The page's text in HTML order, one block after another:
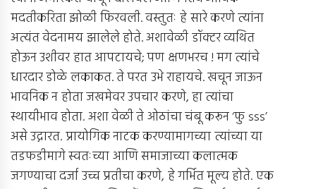
मदतीकरिता झोळी फिरवली. वस्तुतः हे सारे करणे त्यांना
अत्यंत वेदनामय झालेले होते. अशावेळी डॉक्टर व्यथित
होऊन उशीवर हात आपटायचे; पण क्षणभरच ! मग त्यांचे
धारदार डोळे लकाकत. ते परत उभे राहायचे. खचून जाऊन
भावनिक न होता जखमेवर उपचार करणे, हा त्यांचा
स्थायीभाव होता. अशा वेळी ते ओठांचा चंबू करून ‘फु sss’
असे उद्गारत. प्रायोगिक नाटक करण्यामागच्या त्यांच्या या
तडफडीमागे स्वतःच्या आणि समाजाच्या कलात्मक
जगण्याचा दर्जा उच्च प्रतीचा करणे, हे गर्भित मूल्य होते. एक